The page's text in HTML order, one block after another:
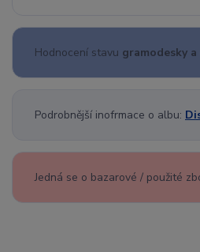
Hodnocení stavu gramodesky
Podrobnější inofrmace o albu:
Jedná se o bazarové / použité